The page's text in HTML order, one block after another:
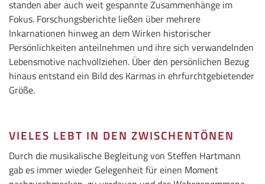
standen aber auch weit gespannte Zusammenhänge im
Fokus. Forschungsberichte ließen über mehrere
Inkarnationen hinweg an dem Wirken historischer
Persönlichkeiten anteilnehmen und ihre sich verwandelnden
Lebensmotive nachvollziehen. Über den persönlichen Bezug
hinaus entstand ein Bild des Karmas in ehrfurchtgebietender
Größe.
VIELES LEBT IN DEN ZWISCHENTÖNEN
Durch die musikalische Begleitung von Steffen Hartmann
gab es immer wieder Gelegenheit für einen Moment